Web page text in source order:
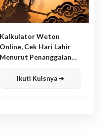
Kalkulator Weton
Online, Cek Hari Lahir
Menurut Penanggalan
Ikuti Kuisnya ➔